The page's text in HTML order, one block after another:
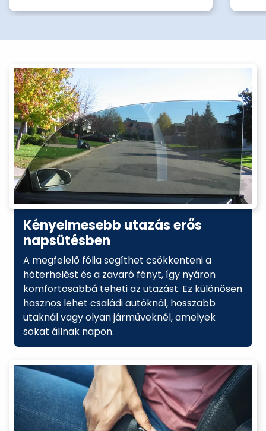
Kényelmesebb utazás erős
napsütésben
A megfelelő fólia segíthet csökkenteni a
hőterhelést és a zavaró fényt, így nyáron
komfortosabbá teheti az utazást. Ez különösen
hasznos lehet családi autóknál, hosszabb
utaknál vagy olyan járműveknél, amelyek
sokat állnak napon.